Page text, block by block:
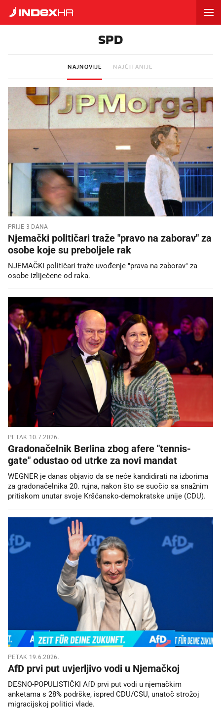
SPD
NAJNOVIJE NAJČITANIJE
PRIJE 3 DANA
Njemački političari traže "pravo na zaborav" za
osobe koje su preboljele rak
NJEMAČKI političari traže uvođenje "prava na zaborav" za
osobe izliječene od raka.
PETAK 10.7.2026.
Gradonačelnik Berlina zbog afere "tennis-
gate" odustao od utrke za novi mandat
WEGNER je danas objavio da se neće kandidirati na izborima
za gradonačelnika 20. rujna, nakon što se suočio sa snažnim
pritiskom unutar svoje Kršćansko-demokratske unije (CDU).
PETAK 19.6.2026.
AfD prvi put uvjerljivo vodi u Njemačkoj
DESNO-POPULISTIČKI AfD prvi put vodi u njemačkim
anketama s 28% podrške, ispred CDU/CSU, unatoč strožoj
migracijskoj politici vlade.